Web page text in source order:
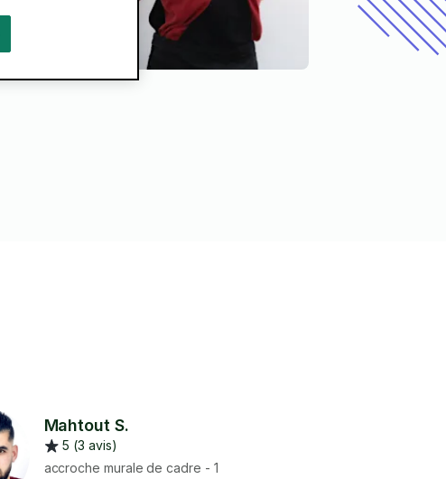
Mahtout S.
5 (3 avis)
accroche murale de cadre - 1